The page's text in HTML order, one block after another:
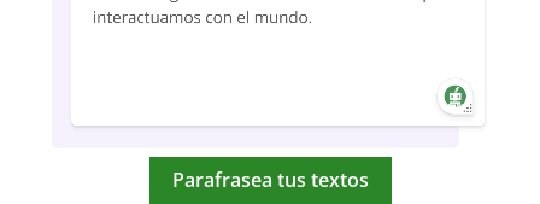
Parafrasea tus textos